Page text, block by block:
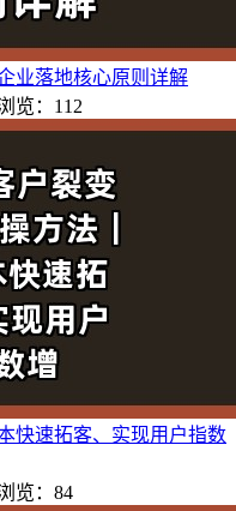
业落地核心原则详解
览：112
快速拓客、实现用户指数
览：84